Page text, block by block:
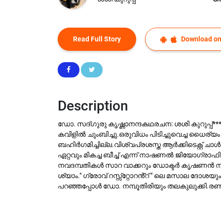
Read Full Story Download
Description
ഡോ. സദ്ഗുരു കൃഷ്ണാനന്ദകഥരചന: ശശി
കവിളിൽ ചുംബിച്ചു.ഒരുവിധം പിടിച്ചുവെച്ച
ബഹിർഗമിച്ചില്ല.വിശ്വപ്രശസ്ത ആർക്കിടെക്റ്റ്
ഏറ്റവും മികച്ച ബീച്ച് എന്ന് നാഷണൽ
നവദമ്പതികൾ സാറ വാക്കറും ഡോക്ടർ കൃഷണൻ
ശ്യാം." ഗ്രോവ് റസ്സ്റ്റോറൻ്റ് " ലെ മസാല
പറഞ്ഞപ്പോൾ ഡോ. നമ്പൂതിരിയും